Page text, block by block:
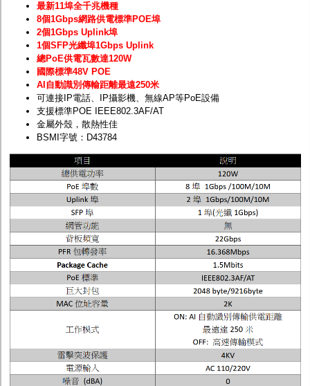
最新11埠全千兆機種
8個1Gbps網路供電標準POE埠
2個1Gbps Uplink埠
1個SFP光纖埠1Gbps Uplink
總PoE供電瓦數達120W
國際標準48V POE
AI自動識別傳輸距離最遠250米
可連接IP電話、IP攝影機、無線AP等PoE設備
支援標準POE IEEE802.3AF/AT
金屬外殼，散熱性佳
BSMI字號：D43784